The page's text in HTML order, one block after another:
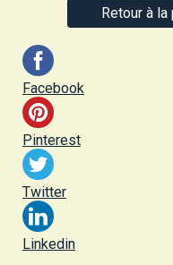
Retour à
Facebook
Pinterest
Twitter
Linkedin